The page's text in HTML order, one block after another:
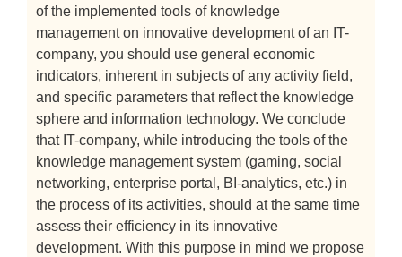
of the implemented tools of knowledge
management on innovative development of an IT-
company, you should use general economic
indicators, inherent in subjects of any activity field,
and specific parameters that reflect the knowledge
sphere and information technology. We conclude
that IT-company, while introducing the tools of the
knowledge management system (gaming, social
networking, enterprise portal, BI-analytics, etc.) in
the process of its activities, should at the same time
assess their efficiency in its innovative
development. With this purpose in mind we propose